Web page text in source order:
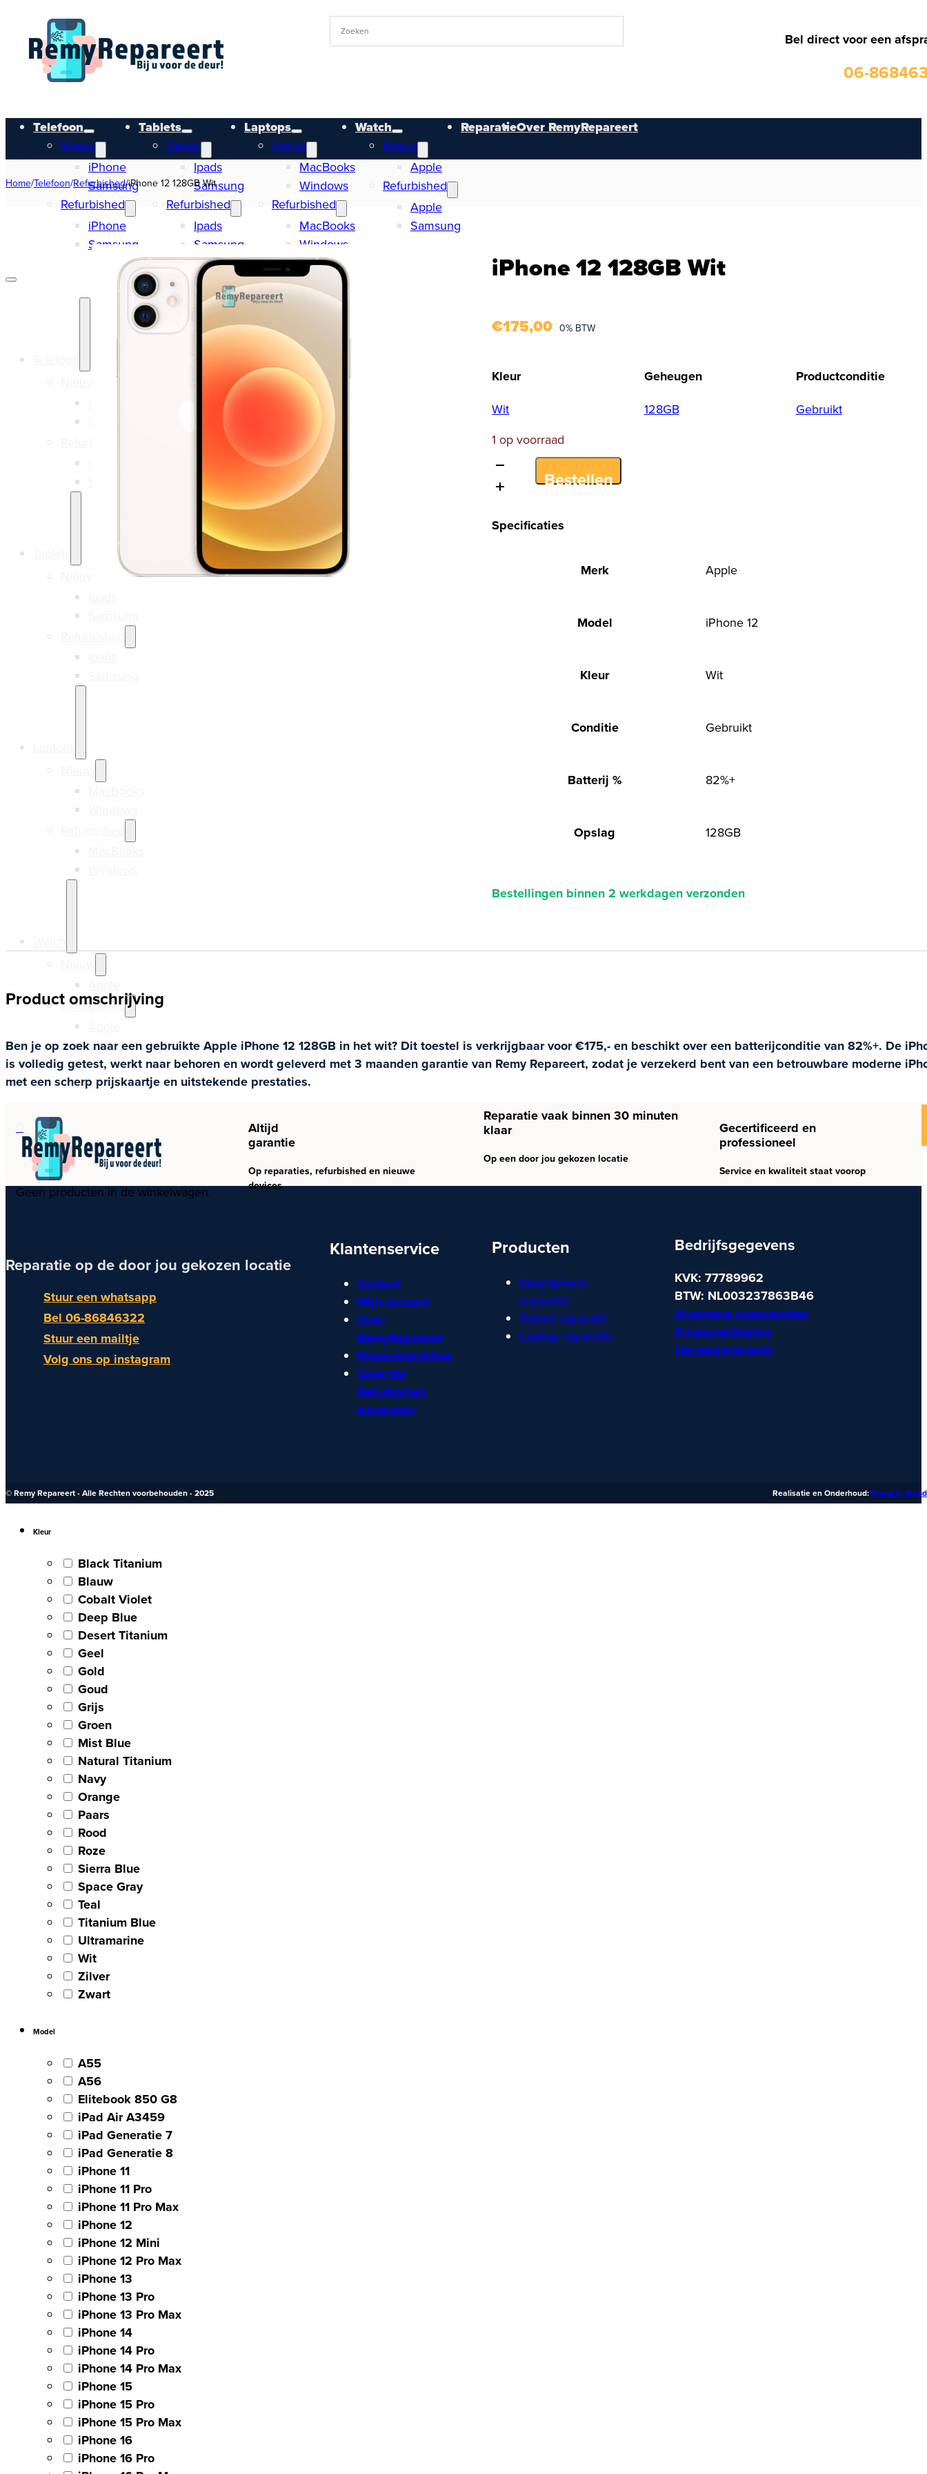
Bel direct voor een
06-
Telefoon
Nieuw
iPhone
Samsung
Refurbished
iPhone
Samsung
Tablets
Nieuw
Ipads
Samsung
Refurbished
Ipads
Samsung
Laptops
Nieuw
MacBooks
Windows
Refurbished
MacBooks
Windows
Watch
Nieuw
Apple
Refurbished
Apple
Samsung
ReparatieOver RemyRepareert
Refurbished
Samsung
Reparatie
Over RemyRepareert
Geen producten in de winkelwagen.
Home/Telefoon/Refurbished/iPhone 12 128GB Wit
iPhone 12 128GB Wit
€175,00 0% BTW
Kleur
Wit
Geheugen
128GB
Productconditie
Gebruikt
1 op voorraad
iPhone
12
Wit
aantal
Bestellen
Specificaties
Merk Apple
Model iPhone 12
Kleur Wit
Conditie Gebruikt
Batterij % 82%+
Opslag 128GB
Bestellingen binnen 2 werkdagen verzonden
Product omschrijving
Ben je op zoek naar een gebruikte Apple iPhone 12 128GB in het wit? Dit toestel is verkrijgbaar voor €175,- en beschikt over een batterijconditie van 82%+. De
is volledig getest, werkt naar behoren en wordt geleverd met 3 maanden garantie van Remy Repareert, zodat je verzekerd bent van een betrouwbare moderne
met een scherp prijskaartje en uitstekende prestaties.
Altijd
garantie
Op reparaties, refurbished en nieuwe
devices
Reparatie vaak binnen 30 minuten
klaar
Op een door jou gekozen locatie
Gecertificeerd en
professioneel
Service en kwaliteit staat voorop
Reparatie op de door jou gekozen locatie
Stuur een whatsapp
Bel 06-86846322
Stuur een mailtje
Volg ons op instagram
Klantenservice
Contact
Mijn account
Over
RemyRepareert
Productcondities
Garantie
Refurbished
apparaten
Producten
Smartphone
reparatie
Tablet reparatie
Laptop reparatie
Bedrijfsgegevens
KVK: 77789962
BTW: NL003237863B46
Algemene voorwaarden
Privacyverklaring
Herroepingsrecht
© Remy Repareert - Alle Rechten voorbehouden - 2025 Realisatie en Onderhoud:Brand in
Kleur
Black Titanium
Blauw
Cobalt Violet
Deep Blue
Desert Titanium
Geel
Gold
Goud
Grijs
Groen
Mist Blue
Natural Titanium
Navy
Orange
Paars
Rood
Roze
Sierra Blue
Space Gray
Teal
Titanium Blue
Ultramarine
Wit
Zilver
Zwart
Model
A55
A56
Elitebook 850 G8
iPad Air A3459
iPad Generatie 7
iPad Generatie 8
iPhone 11
iPhone 11 Pro
iPhone 11 Pro Max
iPhone 12
iPhone 12 Mini
iPhone 12 Pro Max
iPhone 13
iPhone 13 Pro
iPhone 13 Pro Max
iPhone 14
iPhone 14 Pro
iPhone 14 Pro Max
iPhone 15
iPhone 15 Pro
iPhone 15 Pro Max
iPhone 16
iPhone 16 Pro